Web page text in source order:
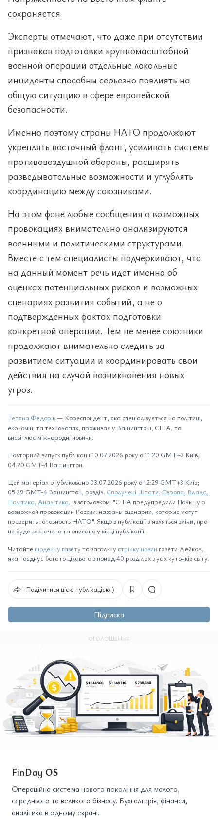
сохраняется
Эксперты отмечают, что даже при отсутствии
признаков подготовки крупномасштабной
военной операции отдельные локальные
инциденты способны серьезно повлиять на
общую ситуацию в сфере европейской
безопасности.
Именно поэтому страны НАТО продолжают
укреплять восточный фланг, усиливать системы
противовоздушной обороны, расширять
разведывательные возможности и углублять
координацию между союзниками.
На этом фоне любые сообщения о возможных
провокациях внимательно анализируются
военными и политическими структурами.
Вместе с тем специалисты подчеркивают, что
на данный момент речь идет именно об
оценках потенциальных рисков и возможных
сценариях развития событий, а не о
подтвержденных фактах подготовки
конкретной операции. Тем не менее союзники
продолжают внимательно следить за
развитием ситуации и координировать свои
действия на случай возникновения новых
угроз.
Тетяна Федорів— Кореспондент, яка спеціалізується на політиці,
економіці та технологіях, проживає у Вашингтоні, США, та
висвітлює міжнародні новини.
Повторний випуск публікації 10.07.2026 року о 11:20 GMT+3 Київ;
04:20 GMT-4 Вашингтон.
Цей матеріал опубліковано 03.07.2026 року о 12:29 GMT+3 Київ;
05:29 GMT-4 Вашингтон, розділ: Сполучені Штати, Європа, Влада,
Політика, Аналітика, із заголовком: "США предупредили Польшу о
возможной провокации России: названы сценарии, которые могут
проверить готовность НАТО". Якщо в публікації з'являться зміни, про
це буде зазначено та описано у кінці публікації.
Читайте щоденну газету та загальну стрічку новин газети Дейком,
яка поєднує багато цікавого в понад 40 розділах з усіх куточків світу.
Поділитися цією публікацією ⟩
Підписка
ОГОЛОШЕННЯ
FinDay OS
Операційна система нового покоління для малого,
середнього та великого бізнесу. Бухгалтерія, фінанси,
аналітика в одному екрані.